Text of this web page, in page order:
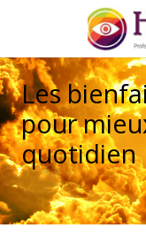
Les
pour
quotidien